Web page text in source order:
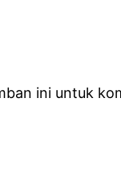
ini untuk